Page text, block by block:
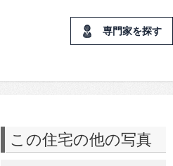
専門家を探す
この住宅の他の写真